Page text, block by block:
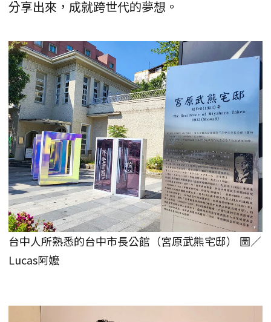
分享出來，成就跨世代的夢想。
台中人所熟悉的台中市長公館（宮原武熊宅邸） 圖／
Lucas阿嬤